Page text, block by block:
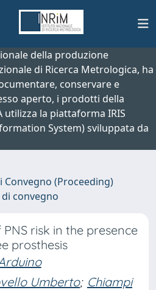
della produzione
di Ricerca Metrologica, ha
conservare e
aperto, i prodotti della
utilizza la piattaforma IRIS
System) sviluppata da
(Proceeding)
convegno
risk in the presence
prosthesis
Umberto; Chiampi